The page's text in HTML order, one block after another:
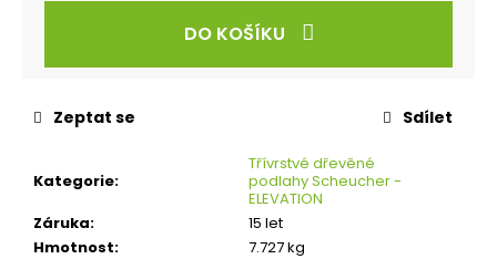
DO KOŠÍKU
Kategorie:
Třívrstvé dřevěné
podlahy Scheucher -
ELEVATION
Záruka:
15 let
Hmotnost:
7.727 kg
Zeptat se Sdílet